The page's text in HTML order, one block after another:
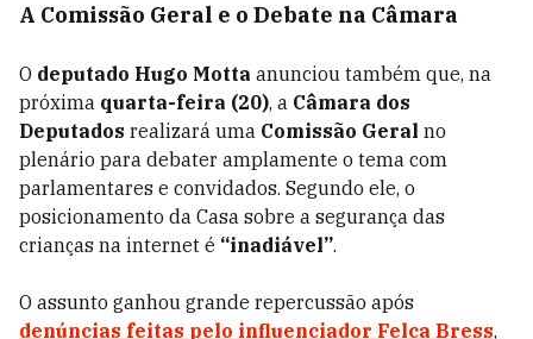
A Comissão Geral e o Debate na Câmara
O deputado Hugo Motta anunciou também que, na
próxima quarta-feira (20), a Câmara dos
Deputados realizará uma Comissão Geral no
plenário para debater amplamente o tema com
parlamentares e convidados. Segundo ele, o
posicionamento da Casa sobre a segurança das
crianças na internet é “inadiável”.
O assunto ganhou grande repercussão após
denúncias feitas pelo influenciador Felca Bress,